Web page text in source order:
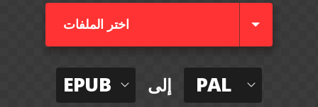
اختر الملفات
EPUB إلى PAL